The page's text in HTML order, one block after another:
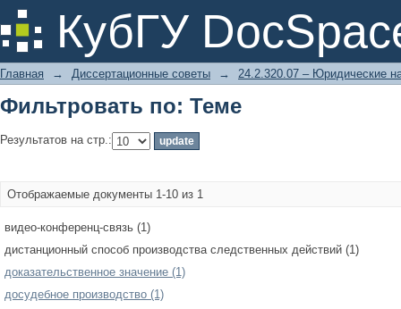
КубГУ
Фильтровать по: Теме
Главная → Диссертационные советы → 24.2.320.07 – Юридические
Фильтровать по: Теме
Результатов на стр.:
Отображаемые документы 1-10 из 1
видео-конференц-связь (1)
дистанционный способ производства следственных действий (1)
доказательственное значение (1)
досудебное производство (1)